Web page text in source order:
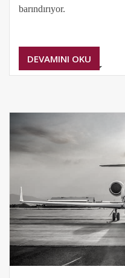
barındırıyor.
DEVAMINI OKU